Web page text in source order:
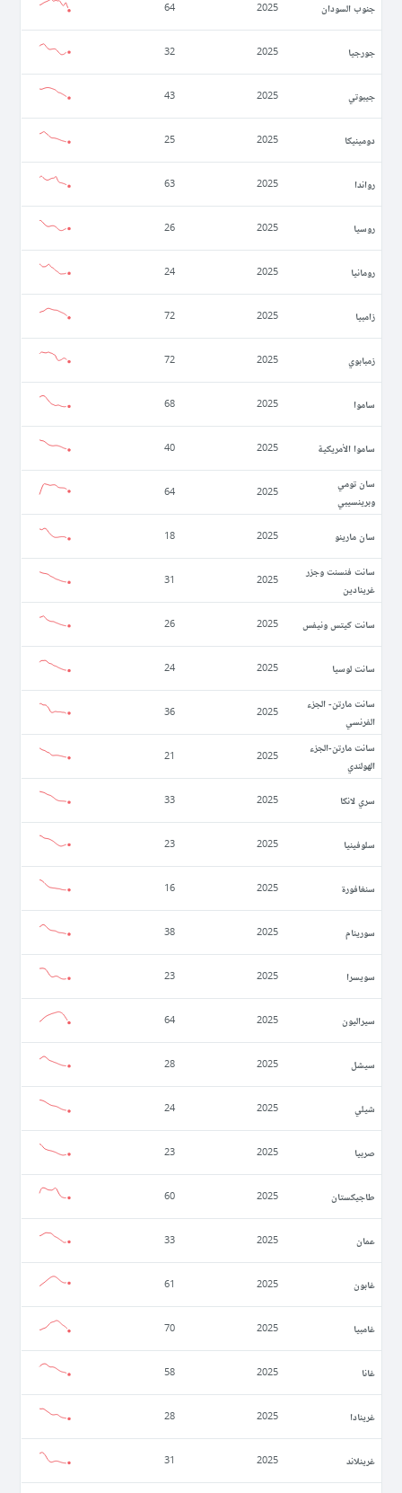
جنوب السودان 2025
64
جورجيا 2025
32
جيبوتي 2025
43
دومينيكا 2025
25
رواندا 2025
63
روسيا 2025
26
رومانيا 2025
24
زامبيا 2025
72
زمبابوي 2025
72
ساموا 2025
68
ساموا الأمريكية 2025
40
سان تومي
وبرينسيبي
2025
64
سان مارينو 2025
18
سانت فنسنت وجزر
غرينادين
2025
31
سانت كيتس ونيفس 2025
26
سانت لوسيا 2025
24
سانت مارتن- الجزء
الفرنسي
2025
36
سانت مارتن-الجزء
الهولندي
2025
21
سري لانكا 2025
33
سلوفينيا 2025
23
سنغافورة 2025
16
سورينام 2025
38
سويسرا 2025
23
سيراليون 2025
64
سيشل 2025
28
شيلي 2025
24
صربيا 2025
23
طاجيكستان 2025
60
عمان 2025
33
غابون 2025
61
غامبيا 2025
70
غانا 2025
58
غرينادا 2025
28
غرينلاند 2025
31